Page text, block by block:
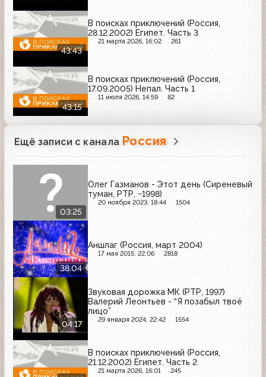
43:43
В поисках приключений (Россия,
28.12.2002) Египет. Часть 3
21 марта 2026, 16:02 261
43:15
В поисках приключений (Россия,
17.09.2005) Непал. Часть 1
11 июля 2026, 14:59 82
Ещё записи с канала Россия
03:25
Олег Газманов - Этот день (Сиреневый
туман, РТР, ~1998)
20 ноября 2023, 18:44 1504
38:04
Аншлаг (Россия, март 2004)
17 мая 2015, 22:06 2818
04:17
Звуковая дорожка МК (РТР, 1997)
Валерий Леонтьев - “Я позабыл твоё
лицо”
29 января 2024, 22:42 1554
В поисках приключений (Россия,
21.12.2002) Египет. Часть 2
21 марта 2026, 16:01 245